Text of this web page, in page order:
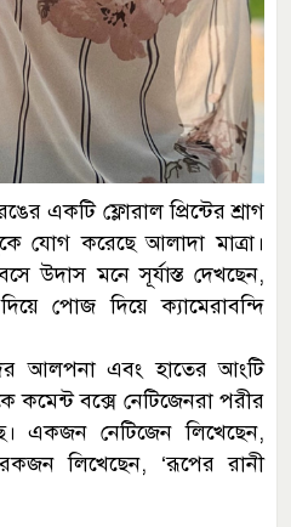
একটি ফ্লোরাল প্রিন্টের শ্রাগ
যোগ করেছে আলাদা মাত্রা।
উদাস মনে সূর্যাস্ত দেখছেন,
পোজ দিয়ে ক্যামেরাবন্দি
আলপনা এবং হাতের আংটি
কমেন্ট বক্সে নেটিজেনরা পরীর
একজন নেটিজেন লিখেছেন,
লিখেছেন, ‘রূপের রানী